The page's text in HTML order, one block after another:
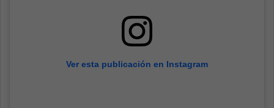
Ver esta publicación en Instagram